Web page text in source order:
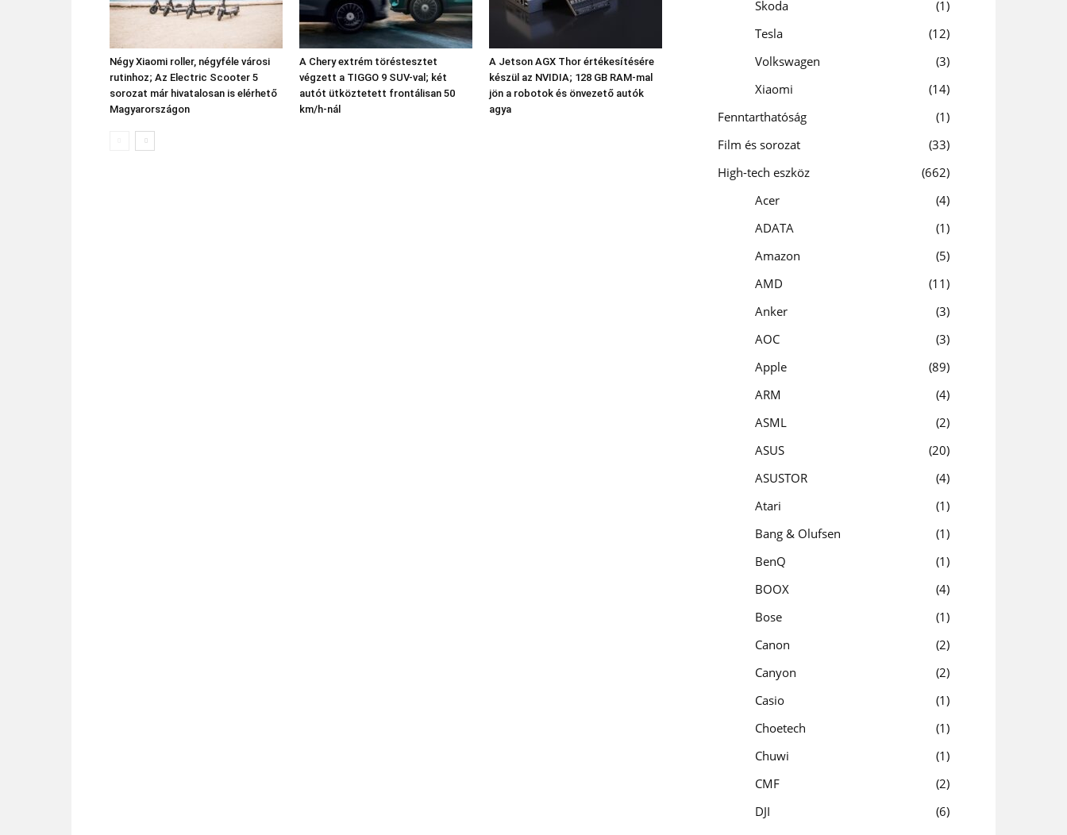
Négy Xiaomi roller, négyféle városi
rutinhoz; Az Electric Scooter 5
sorozat már hivatalosan is elérhető
Magyarországon
A Chery extrém töréstesztet
végzett a TIGGO 9 SUV-val; két
autót ütköztetett frontálisan 50
km/h-nál
A Jetson AGX Thor értékesítésére
készül az NVIDIA; 128 GB RAM-mal
jön a robotok és önvezető autók
agya
Skoda
1
Tesla
12
Volkswagen
3
Xiaomi
14
Fenntarthatóság
1
Film és sorozat
33
High-tech eszköz
662
Acer
4
ADATA
1
Amazon
5
AMD
11
Anker
3
AOC
3
Apple
89
ARM
4
ASML
2
ASUS
20
ASUSTOR
4
Atari
1
Bang & Olufsen
1
BenQ
1
BOOX
4
Bose
1
Canon
2
Canyon
2
Casio
1
Choetech
1
Chuwi
1
CMF
2
DJI
6